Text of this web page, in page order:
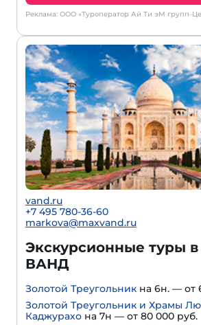
Реклама: ООО «Туроператор Ай Ти эМ групп-
vand.ru
+7 495 780-36-60
markova@maxvand.ru
Экскурсионные туры
ВАНД
Золотой Треугольник на 6н. — от
Золотой Треугольник и Храмы
Каджурахо на 7н — от 80 000 руб.